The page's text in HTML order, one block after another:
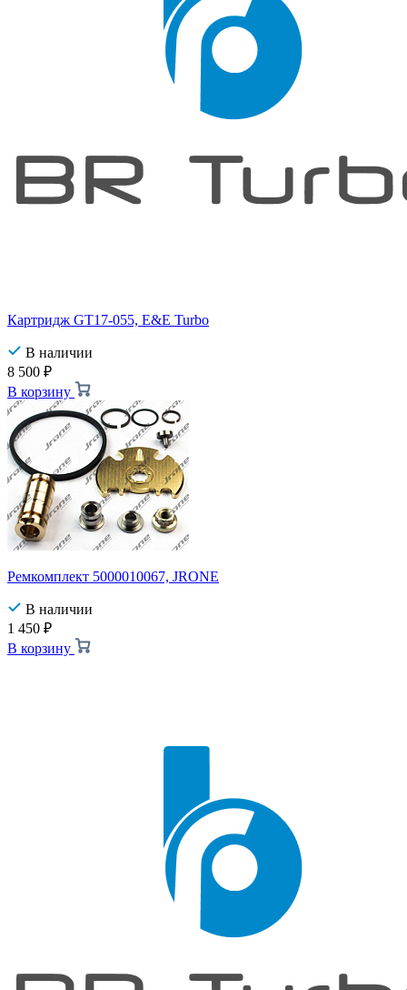
Картридж GT17-055, E&E Turbo
В наличии
8 500 ₽
В корзину
Ремкомплект 5000010067, JRONE
В наличии
1 450 ₽
В корзину